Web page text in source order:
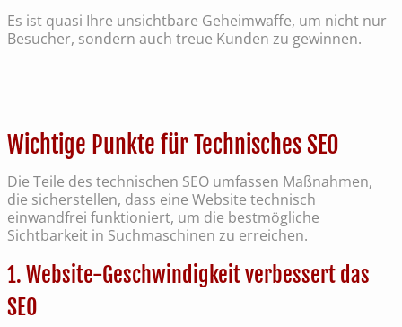
Es ist quasi Ihre unsichtbare Geheimwaffe, um nicht nur
Besucher, sondern auch treue Kunden zu gewinnen.
Wichtige Punkte für Technisches SEO
Die Teile des technischen SEO umfassen Maßnahmen,
die sicherstellen, dass eine Website technisch
einwandfrei funktioniert, um die bestmögliche
Sichtbarkeit in Suchmaschinen zu erreichen.
1. Website-Geschwindigkeit verbessert das
SEO